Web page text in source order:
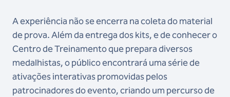
A experiência não se encerra na coleta do material
de prova. Além da entrega dos kits, e de conhecer o
Centro de Treinamento que prepara diversos
medalhistas, o público encontrará uma série de
ativações interativas promovidas pelos
patrocinadores do evento, criando um percurso de